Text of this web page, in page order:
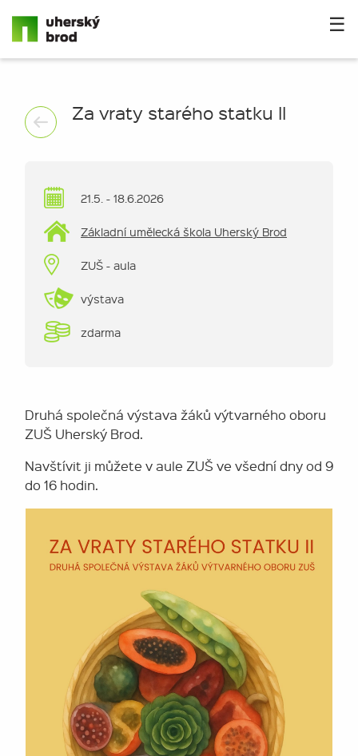
☰
Za vraty starého statku II
21.5. - 18.6.2026
Základní umělecká škola Uherský Brod
ZUŠ - aula
výstava
zdarma
Druhá společná výstava žáků výtvarného oboru
ZUŠ Uherský Brod.
Navštívit ji můžete v aule ZUŠ ve všední dny od 9
do 16 hodin.